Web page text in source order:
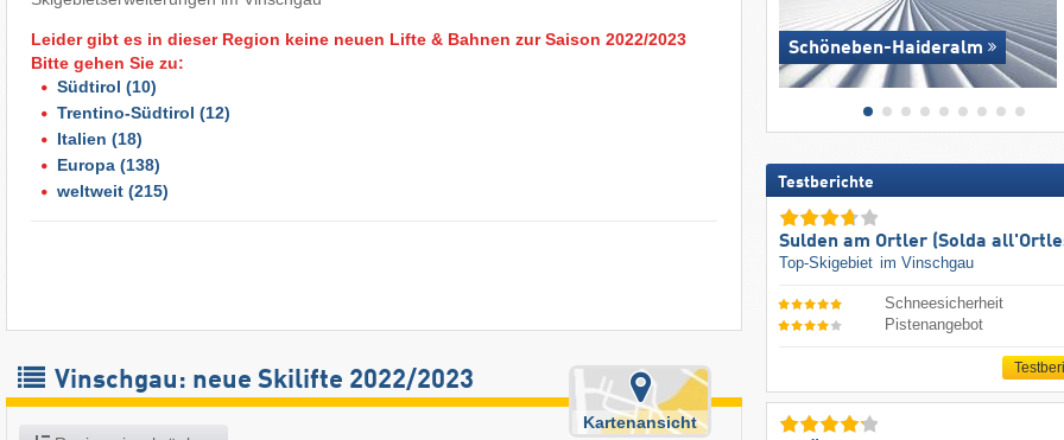
Leider gibt es in dieser Region keine neuen Lifte & Bahnen zur Saison 2022/2023
Bitte gehen Sie zu:
Südtirol (10)
Trentino-Südtirol (12)
Italien (18)
Europa (138)
weltweit (215)
Vinschgau: neue Skilifte 2022/2023
Kartenansicht
Schöneben-Haideralm
Testberichte
Sulden am Ortler (Solda
Top-Skigebiet im Vinschgau
Schneesicherheit
Pistenangebot